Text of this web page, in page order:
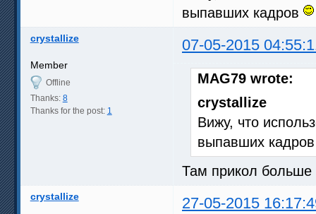
выпавших кадров
crystallize 07-05-2015
Member
Offline
Thanks: 8
Thanks for the post: 1
MAG79 wrote:
crystallize
Вижу, что
выпавших
Там прикол больше
crystallize 27-05-2015